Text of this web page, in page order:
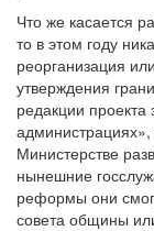
Что же касается
то в этом году
реорганизация
утверждения
редакции
Министерстве
нынешние
реформы они
совета общины